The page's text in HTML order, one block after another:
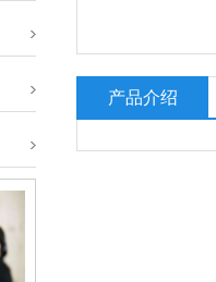
产品介绍